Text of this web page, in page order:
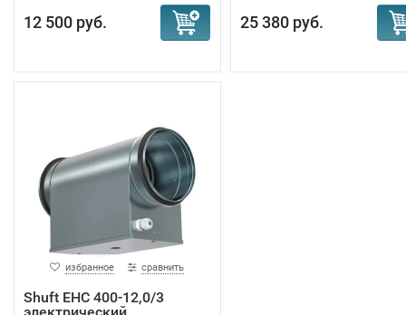
12 500 руб. 25 380 руб.
избранное сравнить
Shuft EHC 400-12,0/3